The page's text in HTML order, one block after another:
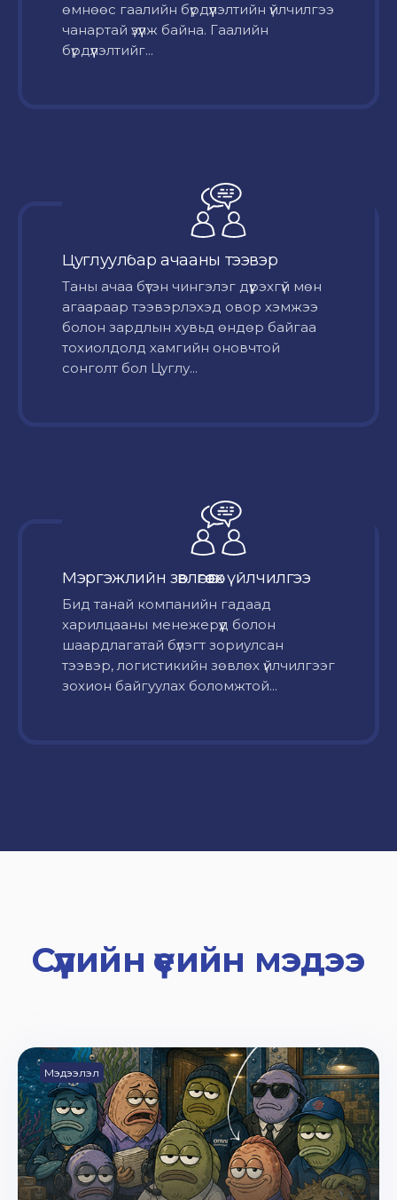
өмнөөс гаалийн бүрдүүлэлтийн үйлчилгээ
чанартай үзүүлж байна. Гаалийн
бүрдүүлэлтийг...
Цуглуулбар ачааны тээвэр
Таны ачаа бүтэн чингэлэг дүүрэхгүй мөн
агаараар тээвэрлэхэд овор хэмжээ
болон зардлын хувьд өндөр байгаа
тохиолдолд хамгийн оновчтой
сонголт бол Цуглу...
Мэргэжлийн зөвлөгөө өгөх үйлчилгээ
Бид танай компанийн гадаад
харилцааны менежерүүд болон
шаардлагатай бүлэгт зориулсан
тээвэр, логистикийн зөвлөх үйлчилгээг
зохион байгуулах боломжтой...
Сүүлийн үеийн мэдээ
Мэдээлэл